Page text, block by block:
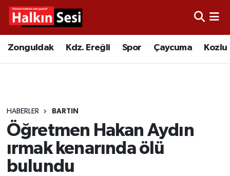
Zonguldak Kdz. Ereğli Spor Çaycuma Kozlu
HABERLER BARTIN
Öğretmen Hakan Aydın
ırmak kenarında ölü
bulundu
Video
Çaycuma
Alaplı
Asayiş
Merkez Hava Durumu
Tüm Manşetler
Son Dakika Haberleri